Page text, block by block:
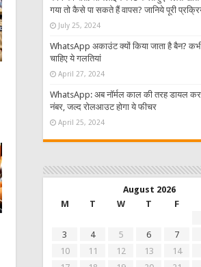
गया तो कैसे पा सकते हैं वापस? जानिये पूरी
July 25, 2024
WhatsApp अकाउंट क्यों किया जाता है बैन?
चाहिए ये गलतियां
April 27, 2024
WhatsApp: अब नॉर्मल काल की तरह डायल
नंबर, जल्द रोलआउट होगा ये फीचर
April 25, 2024
August 2026
M
T W T F
3
4 5 6 7
10
11 12 13 14